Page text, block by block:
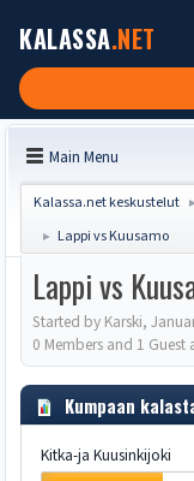
KALASSA.NET
Main Menu
Kalassa.net keskustelut
► Lappi vs Kuusamo
Lappi vs
Started by Karski,
0 Members and 1
Kumpaan
Kitka-ja Kuusinkijoki